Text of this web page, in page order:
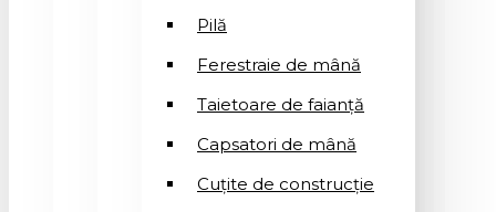
Pilă
Ferestraie de mână
Taietoare de faianță
Capsatori de mână
Cuțite de construcție